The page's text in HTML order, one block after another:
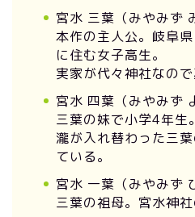
宮水 三葉（みやみず
本作の主人公。岐阜
に住む女子高生。
実家が代々神社なので
宮水 四葉（みやみず
三葉の妹で小学4年生。
瀧が入れ替わった三
ている。
宮水 一葉（みやみず
三葉の祖母。宮水神社